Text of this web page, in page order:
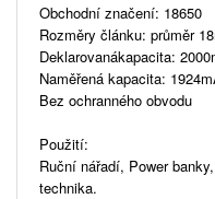
Obchodní značení: 18650
Rozměry článku: průměr
Deklarovanákapacita:
Naměřená kapacita:
Bez ochranného obvodu
Použití:
Ruční nářadí, Power
technika.